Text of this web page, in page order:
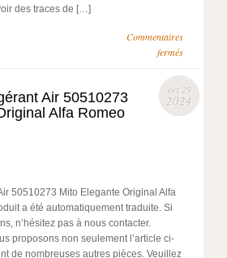
des traces de […]
Commentaires
fermés
oct 29
2024
Air 50510273
Alfa Romeo
50510273 Mito Elegante Original Alfa
a été automatiquement traduite. Si
n’hésitez pas à nous contacter.
proposons non seulement l’article ci-
de nombreuses autres pièces. Veuillez